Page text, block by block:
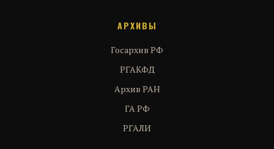
АРХИВЫ
Госархив РФ
РГАКФД
Архив РАН
ГА РФ
РГАЛИ